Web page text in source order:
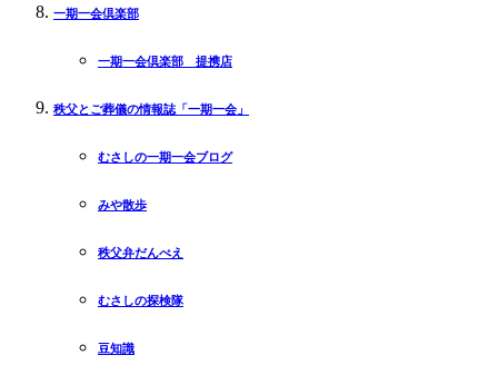
一期一会倶楽部
一期一会倶楽部 提携店
秩父とご葬儀の情報誌「一期一会」
むさしの一期一会ブログ
みや散歩
秩父弁だんべえ
むさしの探検隊
豆知識